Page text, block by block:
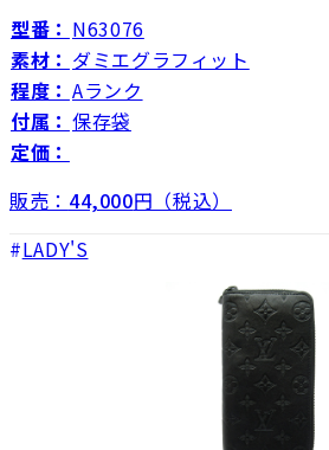
型番： N63076
素材： ダミエグラフィット
程度： Aランク
付属： 保存袋
定価：
販売： 44,000円（税込）
LADY'S